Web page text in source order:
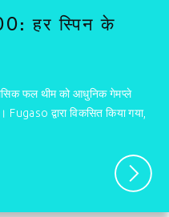
हर स्पिन के
फल थीम को आधुनिक गेमप्ले
द्वारा विकसित किया गया,